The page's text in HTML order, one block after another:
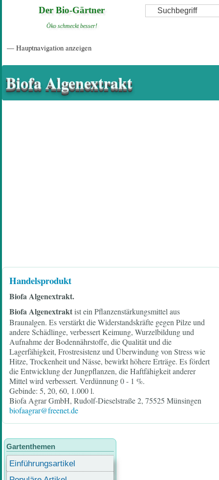
Suche
Der Bio-Gärtner
Öko schmeckt besser!
— Hauptnavigation anzeigen
Biofa Algenextrakt
Handelsprodukt
Biofa Algenextrakt.
Biofa Algenextraktist ein Pflanzenstärkungsmittel aus
Braunalgen. Es verstärkt die Widerstandskräfte gegen Pilze und
andere Schädlinge, verbessert Keimung, Wurzelbildung und
Aufnahme der Bodennährstoffe, die Qualität und die
Lagerfähigkeit, Frostresistenz und Überwindung von Stress wie
Hitze, Trockenheit und Nässe, bewirkt höhere Erträge. Es fördert
die Entwicklung der Jungpflanzen, die Haftfähigkeit anderer
Mittel wird verbessert. Verdünnung 0 - 1 %.
Gebinde: 5, 20, 60, 1.000 l.
Biofa Agrar GmbH, Rudolf-Dieselstraße 2, 75525 Münsingen
biofaagrar@freenet.de
Gartenthemen
Einführungsartikel